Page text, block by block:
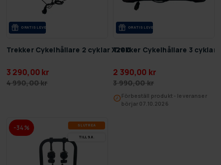
GRA­TIS LE­VE­RANS
Trekker Cykelhållare 2 cyklar X200
3 290,00 kr
4 990,00 kr
GRA­TIS LE­VE­RANS
Trekker Cykelhållare 3 cyklar
2 390,00 kr
3 990,00 kr
Förbeställ produkt - leveranser
börjar 07.10.2026
-34% SLUT­REA
TILL 9.8.